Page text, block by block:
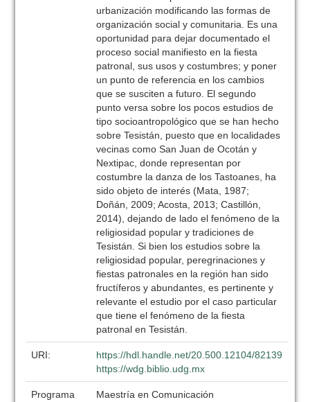
urbanización modificando las formas de
organización social y comunitaria. Es una
oportunidad para dejar documentado el
proceso social manifiesto en la fiesta
patronal, sus usos y costumbres; y poner
un punto de referencia en los cambios
que se susciten a futuro. El segundo
punto versa sobre los pocos estudios de
tipo socioantropológico que se han hecho
sobre Tesistán, puesto que en localidades
vecinas como San Juan de Ocotán y
Nextipac, donde representan por
costumbre la danza de los Tastoanes, ha
sido objeto de interés (Mata, 1987;
Doñán, 2009; Acosta, 2013; Castillón,
2014), dejando de lado el fenómeno de la
religiosidad popular y tradiciones de
Tesistán. Si bien los estudios sobre la
religiosidad popular, peregrinaciones y
fiestas patronales en la región han sido
fructíferos y abundantes, es pertinente y
relevante el estudio por el caso particular
que tiene el fenómeno de la fiesta
patronal en Tesistán.
URI:
https://hdl.handle.net/20.500.12104/82139
https://wdg.biblio.udg.mx
Programa
Maestría en Comunicación